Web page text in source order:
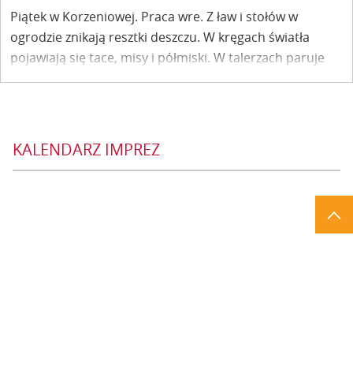
Piątek w Korzeniowej. Praca wre. Z ław i stołów w
ogrodzie znikają resztki deszczu. W kręgach światła
pojawiają się tace, misy i półmiski. W talerzach paruje
grochówka i bigos z kuchni polowej. Prawdziwa uczta
KALENDARZ IMPREZ